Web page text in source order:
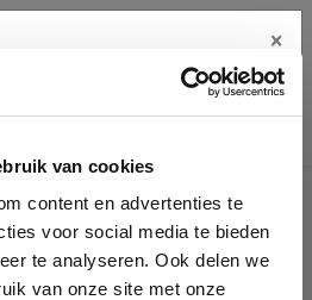
van cookies
content en advertenties te
voor social media te bieden
te analyseren. Ook delen we
van onze site met onze
×
klembord
te gebruiken om de fout te melden